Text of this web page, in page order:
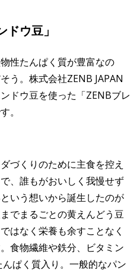
ウ豆」
性たんぱく質が豊富なの
う。株式会社ZENB JAPAN
ドウ豆を使った「ZENBブレ
。
づくりのために主食を控え
、誰もがおいしく我慢せず
いう想いから誕生したのが
でまるごとの黄えんどう豆
はなく栄養も余すことなく
食物繊維や鉄分、ビタミン
ぱく質入り。一般的なパン